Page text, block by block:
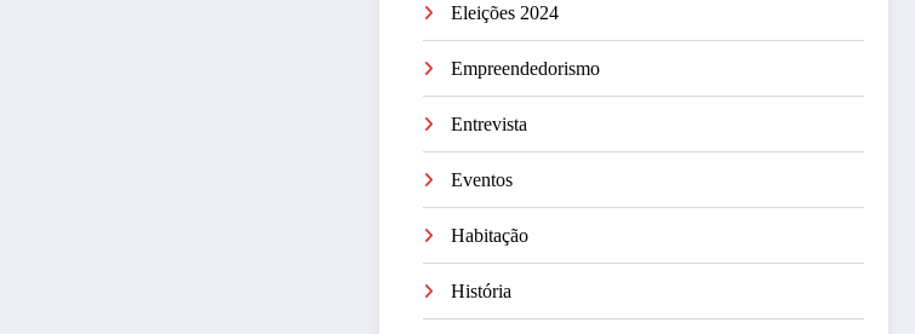
Eleições 2024
Empreendedorismo
Entrevista
Eventos
Habitação
História